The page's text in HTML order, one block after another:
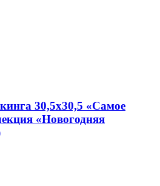
30,5х30,5 «Самое
«Новогодняя